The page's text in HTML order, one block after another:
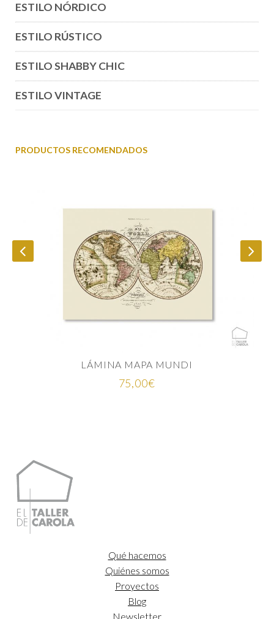
ESTILO NÓRDICO
ESTILO RÚSTICO
ESTILO SHABBY CHIC
ESTILO VINTAGE
PRODUCTOS RECOMENDADOS
LÁMINA MAPA MUNDI
75,00€
Qué hacemos
Quiénes somos
Proyectos
Blog
Newsletter